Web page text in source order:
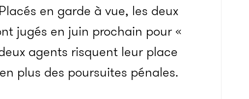
en garde à vue, les deux
jugés en juin prochain pour «
agents risquent leur place
plus des poursuites pénales.